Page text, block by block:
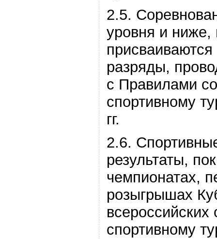
2.5.
уровня и ниже,
разряды,
с Правилами
спортивному
гг.
2.6.
результаты,
чемпионатах,
розыгрышах
спортивному